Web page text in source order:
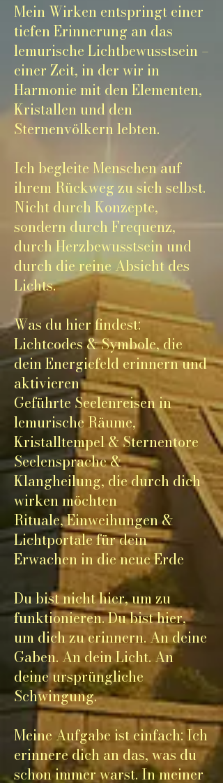
Mein Wirken entspringt einer
tiefen Erinnerung an das
lemurische Lichtbewusstsein –
einer Zeit, in der wir in
Harmonie mit den Elementen,
Kristallen und den
Sternenvölkern lebten.
Ich begleite Menschen auf
ihrem Rückweg zu sich selbst.
Nicht durch Konzepte,
sondern durch Frequenz,
durch Herzbewusstsein und
durch die reine Absicht des
Lichts.
Was du hier findest:
Lichtcodes & Symbole, die
dein Energiefeld erinnern und
aktivieren
Geführte Seelenreisen in
lemurische Räume,
Kristalltempel & Sternentore
Seelensprache &
Klangheilung, die durch dich
wirken möchten
Rituale, Einweihungen &
Lichtportale für dein
Erwachen in die neue Erde
Du bist nicht hier, um zu
funktionieren. Du bist hier,
um dich zu erinnern. An deine
Gaben. An dein Licht. An
deine ursprüngliche
Schwingung.
Meine Aufgabe ist einfach: Ich
erinnere dich an das, was du
schon immer warst. In meiner